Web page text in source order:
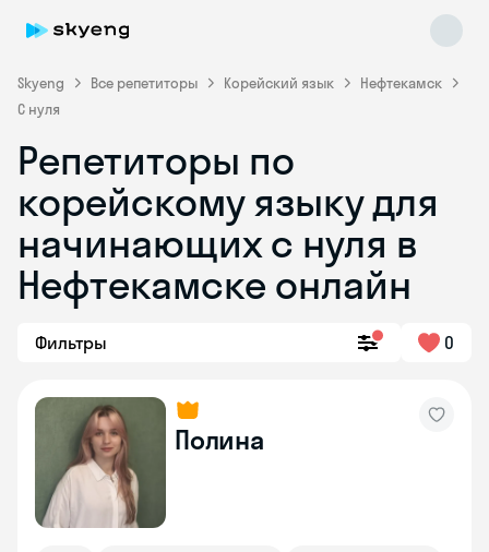
Skyeng Все репетиторы Корейский язык
Нефтекамск
С нуля
Репетиторы по
корейскому языку для
начинающих с нуля в
Нефтекамске онлайн
Фильтры 0
Полина
Skyeng Chat
online